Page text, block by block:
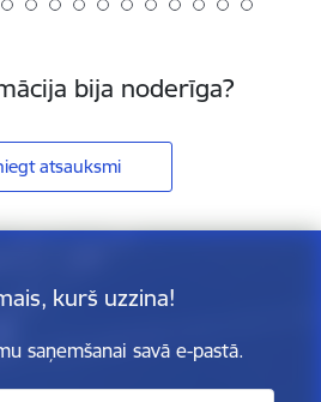
bija noderīga?
atsauksmi
kurš uzzina!
saņemšanai savā e-pastā.